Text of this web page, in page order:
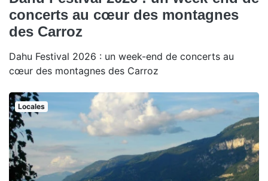
concerts au cœur des montagnes
des Carroz
Dahu Festival 2026 : un week-end de concerts au
cœur des montagnes des Carroz
Locales